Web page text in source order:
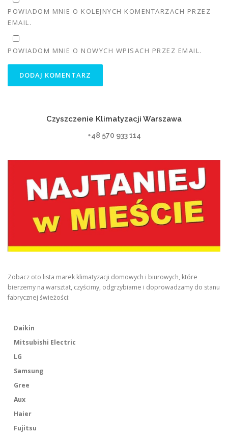
POWIADOM MNIE O KOLEJNYCH KOMENTARZACH PRZEZ
EMAIL.
POWIADOM MNIE O NOWYCH WPISACH PRZEZ EMAIL.
Czyszczenie Klimatyzacji Warszawa
+48 570 933 114
Zobacz oto lista marek klimatyzacji domowych i biurowych, które
bierzemy na warsztat, czyścimy, odgrzybiame i doprowadzamy do stanu
fabrycznej świeżości:
Daikin
Mitsubishi Electric
LG
Samsung
Gree
Aux
Haier
Fujitsu